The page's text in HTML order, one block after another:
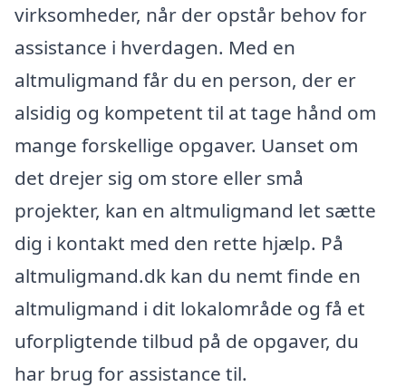
virksomheder, når der opstår behov for
assistance i hverdagen. Med en
altmuligmand får du en person, der er
alsidig og kompetent til at tage hånd om
mange forskellige opgaver. Uanset om
det drejer sig om store eller små
projekter, kan en altmuligmand let sætte
dig i kontakt med den rette hjælp. På
altmuligmand.dk kan du nemt finde en
altmuligmand i dit lokalområde og få et
uforpligtende tilbud på de opgaver, du
har brug for assistance til.